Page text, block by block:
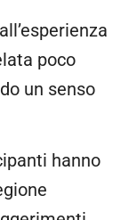
poco
un senso
hanno